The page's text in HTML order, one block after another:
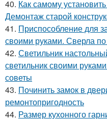
40. Как самому
Демонтаж старой
41. Приспособление для
своими руками. Сверла
42. Светильник
светильник своими
советы
43. Починить замок в
ремонтопригодность
44. Размер кухонного